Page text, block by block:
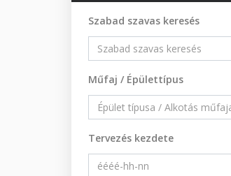
Szabad szavas keresés
Műfaj / Épülettípus
Tervezés kezdete